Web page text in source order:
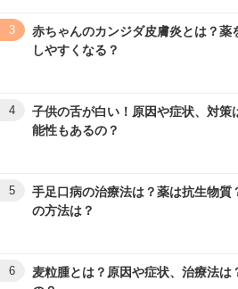
3
赤ちゃんのカンジダ皮膚炎とは？薬
しやすくなる？
4
子供の舌が白い！原因や症状、対策
能性もあるの？
5
手足口病の治療法は？薬は抗生物質
の方法は？
6
麦粒腫とは？原因や症状、治療法は